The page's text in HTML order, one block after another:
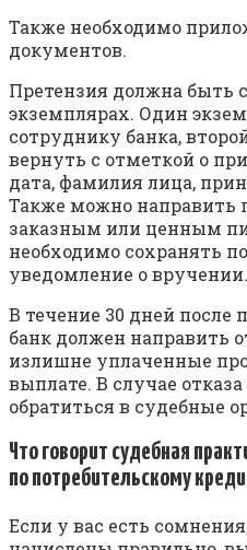
Также необходимо
документов.
Претензия должна быть
экземплярах. Один
сотруднику банка,
вернуть с отметкой о
дата, фамилия лица,
Также можно направить
заказным или ценным
необходимо сохранять
уведомление о вручении.
В течение 30 дней после
банк должен направить
излишне уплаченные
выплате. В случае
обратиться в судебные
Что говорит судебная
по потребительскому
Если у вас есть